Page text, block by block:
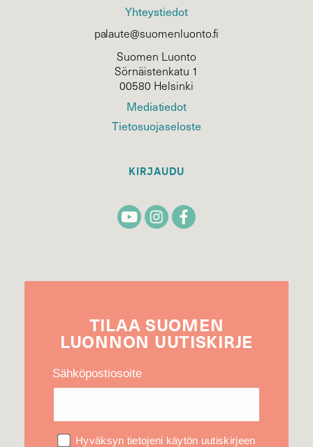
Yhteystiedot
palaute@suomenluonto.fi
Suomen Luonto
Sörnäistenkatu 1
00580 Helsinki
Mediatiedot
Tietosuojaseloste
KIRJAUDU
TILAA SUOMEN
LUONNON UUTIS­KIRJE
Sähköpostiosoite
Hyväksyn tietojeni käytön uutiskirjeen